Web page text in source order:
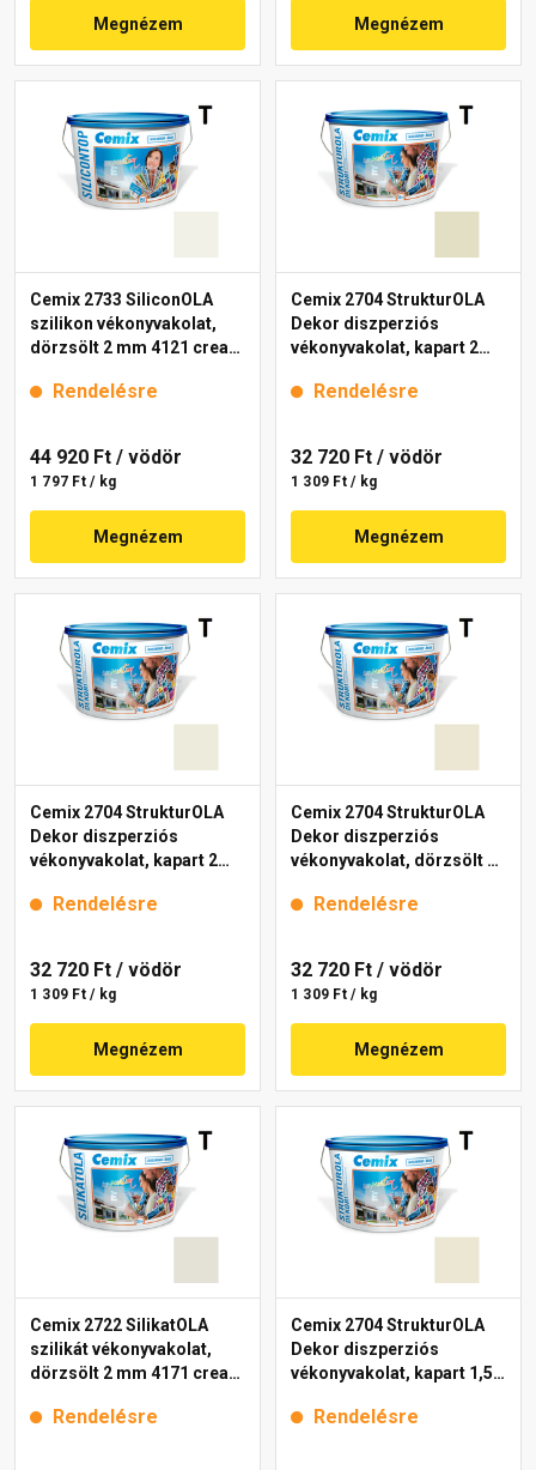
Megnézem Megnézem
Cemix 2733 SiliconOLA
szilikon vékonyvakolat,
dörzsölt 2 mm 4121 cream
Rendelésre
44 920 Ft / vödör
1 797 Ft / kg
Megnézem
Cemix 2704 StrukturOLA
Dekor diszperziós
vékonyvakolat, kapart 2
Rendelésre
32 720 Ft / vödör
1 309 Ft / kg
Megnézem
Cemix 2704 StrukturOLA
Dekor diszperziós
vékonyvakolat, kapart 2
Rendelésre
32 720 Ft / vödör
1 309 Ft / kg
Megnézem
Cemix 2704 StrukturOLA
Dekor diszperziós
vékonyvakolat, dörzsölt 2
Rendelésre
32 720 Ft / vödör
1 309 Ft / kg
Megnézem
Cemix 2722 SilikatOLA
szilikát vékonyvakolat,
dörzsölt 2 mm 4171 cream
Rendelésre
Cemix 2704 StrukturOLA
Dekor diszperziós
vékonyvakolat, kapart 1,5
Rendelésre